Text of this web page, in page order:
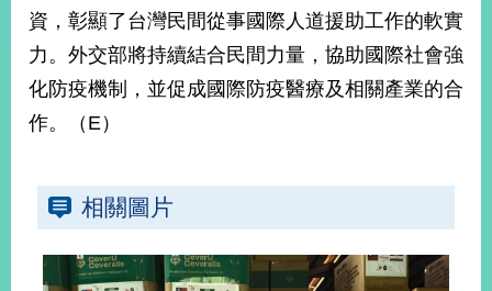
際
傳
播
府
資，彰顯了台灣民間從事國際人道援助工作的軟實
力。外交部將持續結合民間力量，協助國際社會強
化防疫機制，並促成國際防疫醫療及相關產業的合
作。（E）
相關圖片